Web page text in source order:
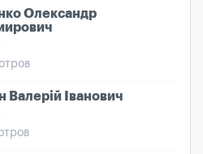
Олександр
Валерій Іванович